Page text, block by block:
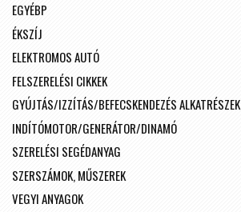
EGYÉBP
ÉKSZÍJ
ELEKTROMOS AUTÓ
FELSZERELÉSI CIKKEK
GYÚJTÁS/IZZÍTÁS/BEFECSKENDEZÉS ALKATRÉSZEK
INDÍTÓMOTOR/GENERÁTOR/DINAMÓ
SZERELÉSI SEGÉDANYAG
SZERSZÁMOK, MŰSZEREK
VEGYI ANYAGOK